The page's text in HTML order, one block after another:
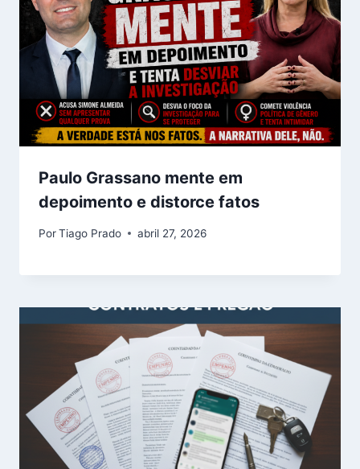
Paulo Grassano mente em
depoimento e distorce fatos
PorTiago Prado abril 27, 2026